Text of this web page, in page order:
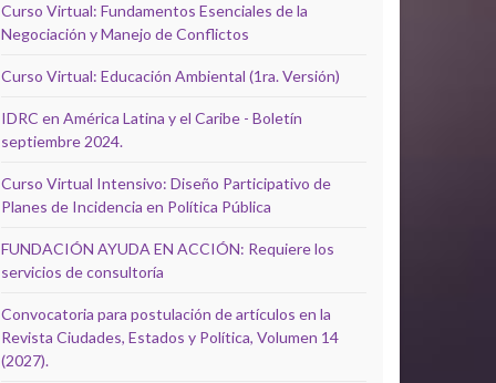
Curso Virtual: Fundamentos Esenciales de la
Negociación y Manejo de Conflictos
Curso Virtual: Educación Ambiental (1ra. Versión)
IDRC en América Latina y el Caribe - Boletín
septiembre 2024.
Curso Virtual Intensivo: Diseño Participativo de
Planes de Incidencia en Política Pública
FUNDACIÓN AYUDA EN ACCIÓN: Requiere los
servicios de consultoría
Convocatoria para postulación de artículos en la
Revista Ciudades, Estados y Política, Volumen 14
(2027).